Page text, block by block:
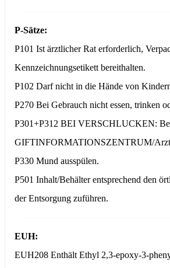
P-Sätze:
P101 Ist ärztlicher Rat erforderlich,
Kennzeichnungsetikett bereithalten.
P102 Darf nicht in die Hände von
P270 Bei Gebrauch nicht essen, trinken
P301+P312 BEI VERSCHLUCKEN:
GIFTINFORMATIONSZENTRUM/
P330 Mund ausspülen.
P501 Inhalt/Behälter entsprechend den
der Entsorgung zuführen.
EUH:
EUH208 Enthält Ethyl 2,3-epoxy-3-